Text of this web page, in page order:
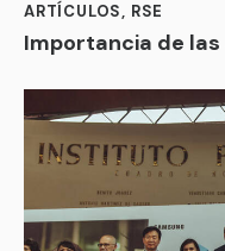
ARTÍCULOS, RSE
Importancia de